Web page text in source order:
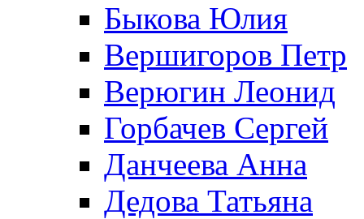
Быкова Юлия
Вершигоров Петр
Верюгин Леонид
Горбачев Сергей
Данчеева Анна
Дедова Татьяна